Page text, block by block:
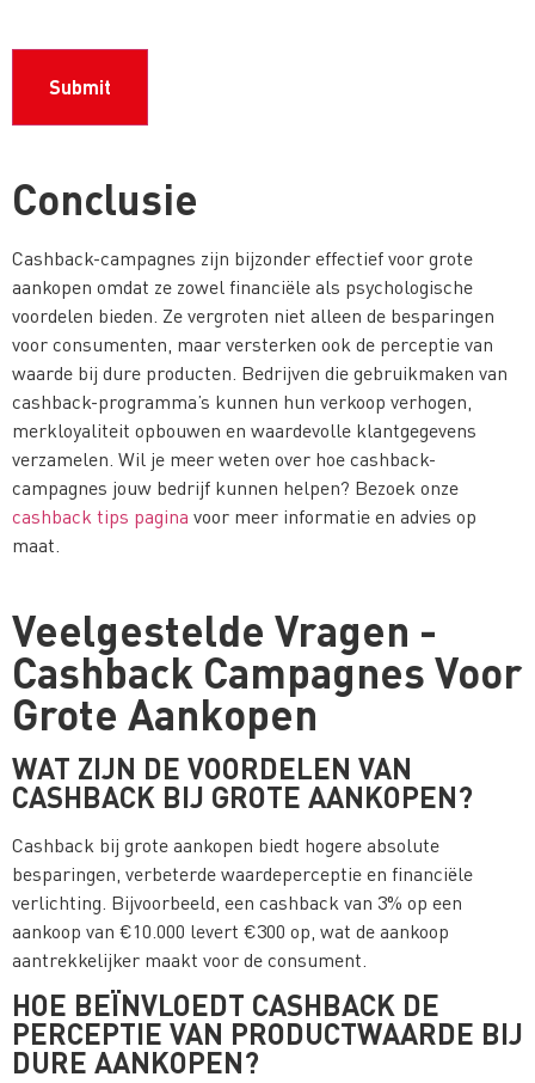
Conclusie
Cashback-campagnes zijn bijzonder effectief voor grote
aankopen omdat ze zowel financiële als psychologische
voordelen bieden. Ze vergroten niet alleen de besparingen
voor consumenten, maar versterken ook de perceptie van
waarde bij dure producten. Bedrijven die gebruikmaken van
cashback-programma’s kunnen hun verkoop verhogen,
merkloyaliteit opbouwen en waardevolle klantgegevens
verzamelen. Wil je meer weten over hoe cashback-
campagnes jouw bedrijf kunnen helpen? Bezoek onze
cashback tips pagina voor meer informatie en advies op
maat.
Veelgestelde Vragen -
Cashback Campagnes Voor
Grote Aankopen
WAT ZIJN DE VOORDELEN VAN
CASHBACK BIJ GROTE AANKOPEN?
Cashback bij grote aankopen biedt hogere absolute
besparingen, verbeterde waardeperceptie en financiële
verlichting. Bijvoorbeeld, een cashback van 3% op een
aankoop van €10.000 levert €300 op, wat de aankoop
aantrekkelijker maakt voor de consument.
HOE BEÏNVLOEDT CASHBACK DE
PERCEPTIE VAN PRODUCTWAARDE BIJ
DURE AANKOPEN?